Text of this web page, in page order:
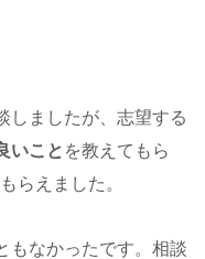
しましたが、志望する
いこと を教えてもら
らえました。
もなかったです。相談